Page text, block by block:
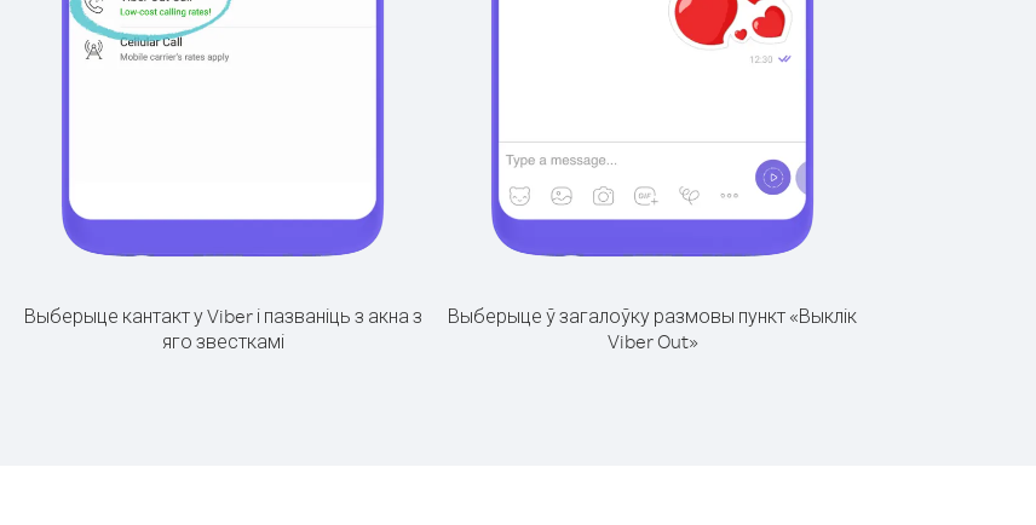
Выберыце кантакт у Viber і пазваніць з акна з
яго звесткамі
Выберыце ў загалоўку размовы пункт «Выклік
Viber Out»